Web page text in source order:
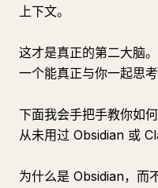
上下文。
这才是真正的第二大脑
一个能真正与你一起思考
下面我会手把手教你如
从未用过 Obsidian 或
为什么是 Obsidian，